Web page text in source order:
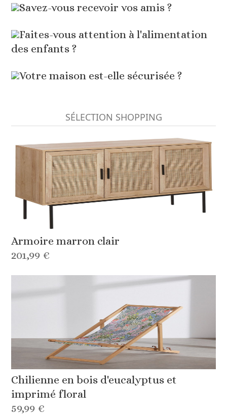
Savez-vous recevoir vos amis ?
Faites-vous attention à l'alimentation
des enfants ?
Votre maison est-elle sécurisée ?
SÉLECTION SHOPPING
Armoire marron clair
201,99 €
Chilienne en bois d'eucalyptus et
imprimé floral
59,99 €